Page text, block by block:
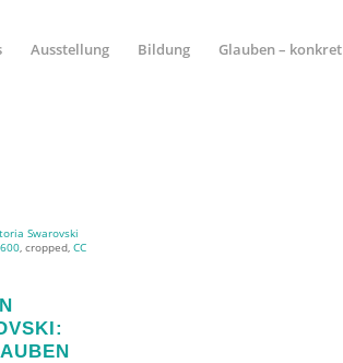
Ausstellung Bildung Glauben – konkret
Swarovski
, cropped,CC